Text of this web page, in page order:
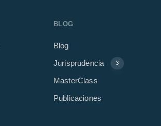
BLOG
Blog
Jurisprudencia
3
MasterClass
Publicaciones